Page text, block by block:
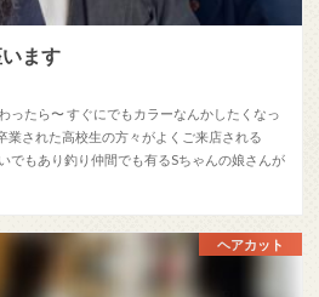
ます
ったら〜 すぐにでもカラーなんかしたくなっ
業された高校生の方々がよくご来店される
でもあり釣り仲間でも有るSちゃんの娘さんが
ヘアカット